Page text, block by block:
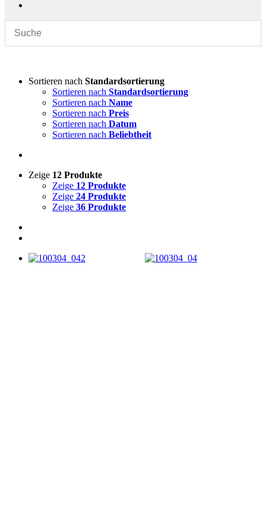
Sortieren nach Standardsortierung
Sortieren nach Standardsortierung
Sortieren nach Name
Sortieren nach Preis
Sortieren nach Datum
Sortieren nach Beliebtheit
Zeige 12 Produkte
Zeige 12 Produkte
Zeige 24 Produkte
Zeige 36 Produkte